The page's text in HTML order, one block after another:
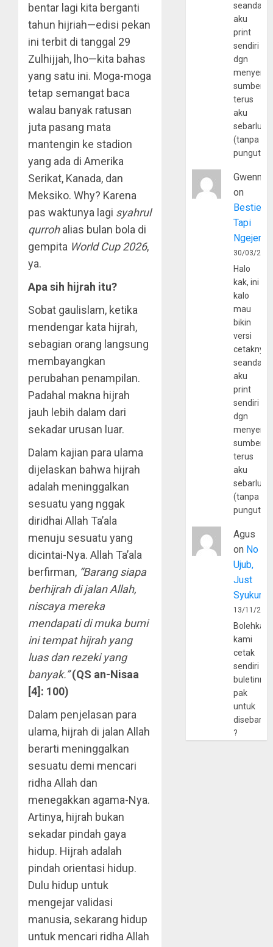
bentar lagi kita berganti
tahun hijriah—edisi pekan
ini terbit di tanggal 29
Zulhijjah, lho—kita bahas
yang satu ini. Moga-moga
tetap semangat baca
walau banyak ratusan
juta pasang mata
mantengin ke stadion
yang ada di Amerika
Serikat, Kanada, dan
Meksiko. Why? Karena
pas waktunya lagi syahrul
qurrohalias bulan bola di
gempita World Cup 2026,
ya.
Apa sih hijrah itu?
Sobat gaulislam, ketika
mendengar kata hijrah,
sebagian orang langsung
membayangkan
perubahan penampilan.
Padahal makna hijrah
jauh lebih dalam dari
sekadar urusan luar.
Dalam kajian para ulama
dijelaskan bahwa hijrah
adalah meninggalkan
sesuatu yang nggak
diridhai Allah Ta’ala
menuju sesuatu yang
dicintai-Nya. Allah Ta’ala
berfirman, “Barang siapa
berhijrah di jalan Allah,
niscaya mereka
mendapati di muka bumi
ini tempat hijrah yang
luas dan rezeki yang
banyak.”(QS an-Nisaa
[4]: 100)
Dalam penjelasan para
ulama, hijrah di jalan Allah
berarti meninggalkan
sesuatu demi mencari
ridha Allah dan
menegakkan agama-Nya.
Artinya, hijrah bukan
sekadar pindah gaya
hidup. Hijrah adalah
pindah orientasi hidup.
Dulu hidup untuk
mengejar validasi
manusia, sekarang hidup
untuk mencari ridha Allah
aku
print
sendiri
dgn
sumber
terus
aku
(tanpa
Gwenny
on
Bestie
Tapi
30/03/
Halo
kak, ini
kalo
mau
bikin
versi
cetaknya
aku
print
sendiri
dgn
sumber
terus
aku
(tanpa
Agus
on No
Ujub,
Just
Syukur
13/11/
Bolehkah
kami
cetak
sendiri
pak
untuk
?